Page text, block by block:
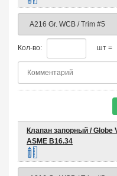
Кол-во: шт =
Клапан запорный / Globe
ASME B16.34